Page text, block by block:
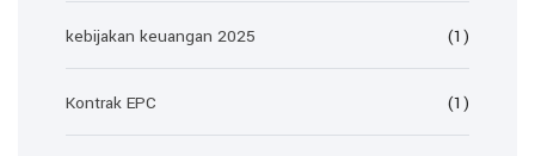
kebijakan keuangan 2025 (1)
Kontrak EPC (1)